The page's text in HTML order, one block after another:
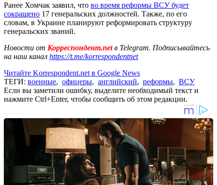
Ранее Хомчак заявил, что во время реформы ВСУ будет
сокращено 17 генеральских должностей. Также, по его
словам, в Украине планируют реформировать структуру
генеральских званий.
Новости от Корреспондент.netв Telegram. Подписывайтесь
на наш канал https://t.me/korrespondentnet
Читайте Korrespondent.net в Google News
ТЕГИ: военные, офицеры, английский, реформы, ВСУ
Если вы заметили ошибку, выделите необходимый текст и
нажмите Ctrl+Enter, чтобы сообщить об этом редакции.